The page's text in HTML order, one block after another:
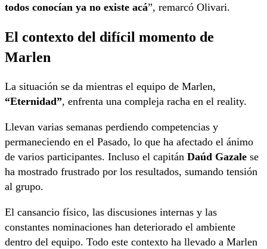
todos conocían ya no existe acá”, remarcó Olivari.
El contexto del difícil momento de
Marlen
La situación se da mientras el equipo de Marlen,
“Eternidad”, enfrenta una compleja racha en el reality.
Llevan varias semanas perdiendo competencias y
permaneciendo en el Pasado, lo que ha afectado el ánimo
de varios participantes. Incluso el capitán Daúd Gazale se
ha mostrado frustrado por los resultados, sumando tensión
al grupo.
El cansancio físico, las discusiones internas y las
constantes nominaciones han deteriorado el ambiente
dentro del equipo. Todo este contexto ha llevado a Marlen